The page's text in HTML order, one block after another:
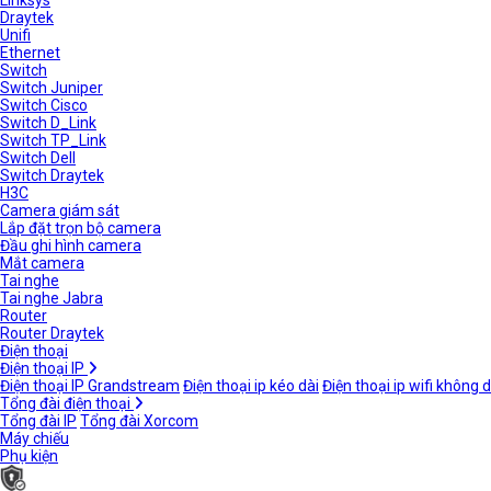
Draytek
Unifi
Ethernet
Switch
Switch Juniper
Switch Cisco
Switch D_Link
Switch TP_Link
Switch Dell
Switch Draytek
H3C
Camera giám sát
Lắp đặt trọn bộ camera
Đầu ghi hình camera
Mắt camera
Tai nghe
Tai nghe Jabra
Router
Router Draytek
Điện thoại
Điện thoại IP
Điện thoại IP Grandstream Điện thoại ip kéo dài Điện thoại ip wifi không
Tổng đài điện thoại
Tổng đài IP Tổng đài Xorcom
Máy chiếu
Phụ kiện